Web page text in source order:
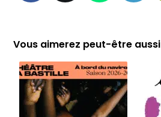
Vous aimerez peut-être aussi